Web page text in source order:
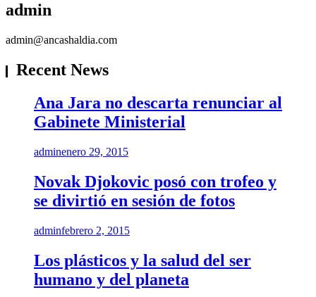
admin
admin@ancashaldia.com
Recent News
Ana Jara no descarta renunciar al
Gabinete Ministerial
adminenero 29, 2015
Novak Djokovic posó con trofeo y
se divirtió en sesión de fotos
adminfebrero 2, 2015
Los plásticos y la salud del ser
humano y del planeta